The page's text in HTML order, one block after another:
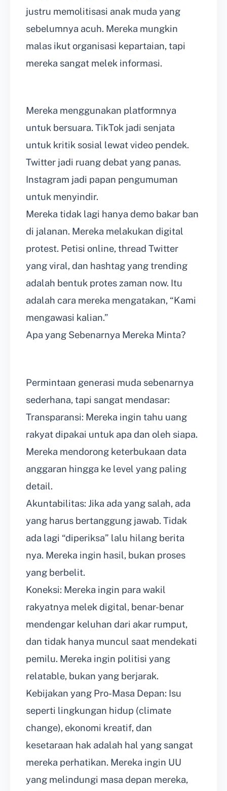
justru memolitisasi anak muda yang
sebelumnya acuh. Mereka mungkin
malas ikut organisasi kepartaian, tapi
mereka sangat melek informasi.
Mereka menggunakan platformnya
untuk bersuara. TikTok jadi senjata
untuk kritik sosial lewat video pendek.
Twitter jadi ruang debat yang panas.
Instagram jadi papan pengumuman
untuk menyindir.
Mereka tidak lagi hanya demo bakar ban
di jalanan. Mereka melakukan digital
protest. Petisi online, thread Twitter
yang viral, dan hashtag yang trending
adalah bentuk protes zaman now. Itu
adalah cara mereka mengatakan, “Kami
mengawasi kalian.”
Apa yang Sebenarnya Mereka Minta?
Permintaan generasi muda sebenarnya
sederhana, tapi sangat mendasar:
Transparansi: Mereka ingin tahu uang
rakyat dipakai untuk apa dan oleh siapa.
Mereka mendorong keterbukaan data
anggaran hingga ke level yang paling
detail.
Akuntabilitas: Jika ada yang salah, ada
yang harus bertanggung jawab. Tidak
ada lagi “diperiksa” lalu hilang berita
nya. Mereka ingin hasil, bukan proses
yang berbelit.
Koneksi: Mereka ingin para wakil
rakyatnya melek digital, benar-benar
mendengar keluhan dari akar rumput,
dan tidak hanya muncul saat mendekati
pemilu. Mereka ingin politisi yang
relatable, bukan yang berjarak.
Kebijakan yang Pro-Masa Depan: Isu
seperti lingkungan hidup (climate
change), ekonomi kreatif, dan
kesetaraan hak adalah hal yang sangat
mereka perhatikan. Mereka ingin UU
yang melindungi masa depan mereka,